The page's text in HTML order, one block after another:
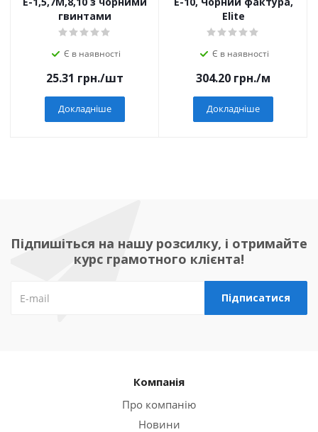
гвинтами
Є в наявності
25.31 грн./шт
Докладніше
Elite
Є в наявності
304.20 грн./м
Докладніше
Підпишіться на нашу розсилку, і отримайте
курс грамотного клієнта!
Компанія
Про компанію
Новини